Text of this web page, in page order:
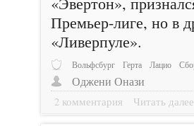
Премьер-лиге, но в
«Ливерпуле».
Вольфсбург Герта Лацио
Оджени Онази
2 комментария Читать далее